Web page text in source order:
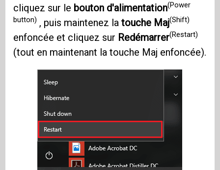
cliquez sur le bouton d'alimentation(Power
button) , puis maintenez latouche Maj(Shift)
enfoncée et cliquez sur Redémarrer(Restart)
(tout en maintenant la touche Maj enfoncée).